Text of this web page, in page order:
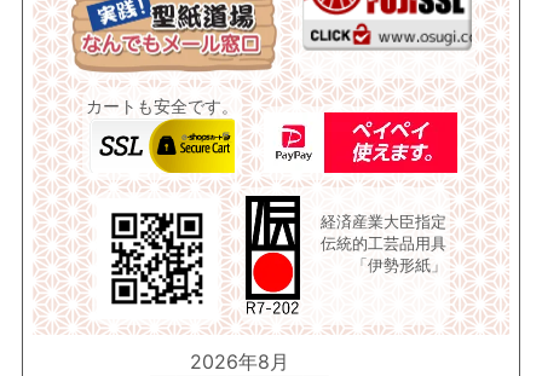
カートも安全です。
経済産業大臣指定
伝統的工芸品用具
「伊勢形紙」
2026年8月